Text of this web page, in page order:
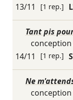
13/11
[1 rep.]
Tant pis
conception
14/11
[1 rep.]
Ne
conception